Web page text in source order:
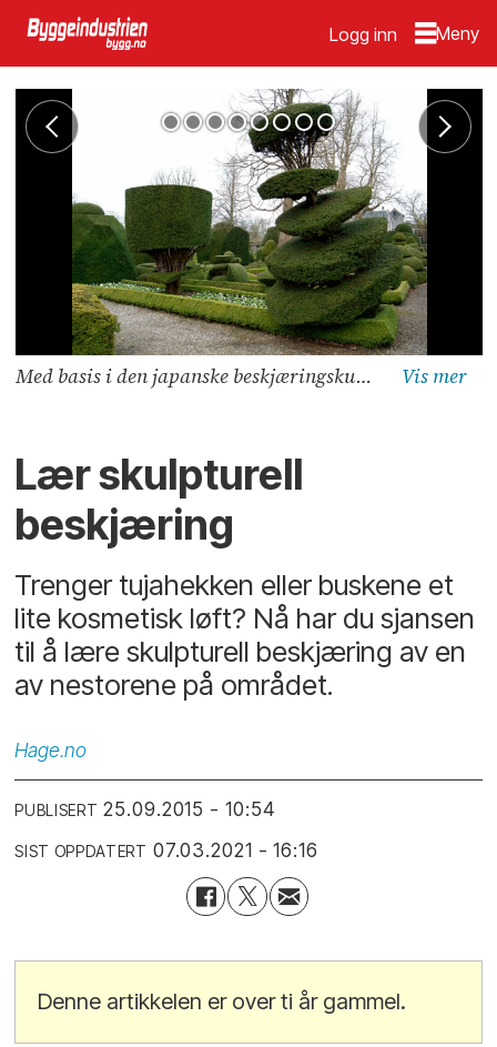
Logg inn
Med basis i den japanske beskjæringskunsten Niwaki kan trær og busker forvandles til skulpturelle kunstverk. (Foto: Jake Hobson)
Lær skulpturell
beskjæring
Trenger tujahekken eller buskene et
lite kosmetisk løft? Nå har du sjansen
til å lære skulpturell beskjæring av en
av nestorene på området.
Hage.no
PUBLISERT 25.09.2015 - 10:54
SIST OPPDATERT 07.03.2021 - 16:16
Denne artikkelen er over ti år gammel.